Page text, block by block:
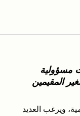
مسؤولية
ويرغب العديد